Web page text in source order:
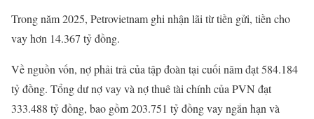
Trong năm 2025, Petrovietnam ghi nhận lãi từ tiền gửi, tiền cho
vay hơn 14.367 tỷ đồng.
Về nguồn vốn, nợ phải trả của tập đoàn tại cuối năm đạt 584.184
tỷ đồng. Tổng dư nợ vay và nợ thuê tài chính của PVN đạt
333.488 tỷ đồng, bao gồm 203.751 tỷ đồng vay ngắn hạn và